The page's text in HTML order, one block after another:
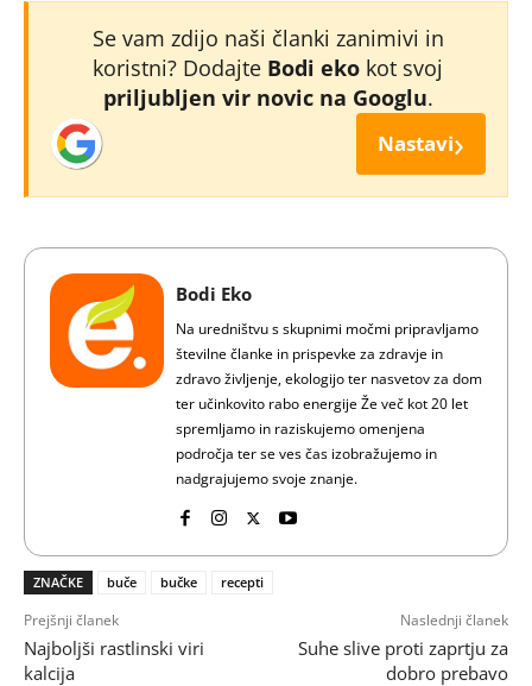
Se vam zdijo naši članki zanimivi in
koristni? Dodajte Bodi eko kot svoj
priljubljen vir novic na Googlu.
Nastavi›
Bodi Eko
Na uredništvu s skupnimi močmi pripravljamo
številne članke in prispevke za zdravje in
zdravo življenje, ekologijo ter nasvetov za dom
ter učinkovito rabo energije Že več kot 20 let
spremljamo in raziskujemo omenjena
področja ter se ves čas izobražujemo in
nadgrajujemo svoje znanje.
ZNAČKE buče bučke recepti
Prejšnji članek
Najboljši rastlinski viri
kalcija
Naslednji članek
Suhe slive proti zaprtju za
dobro prebavo